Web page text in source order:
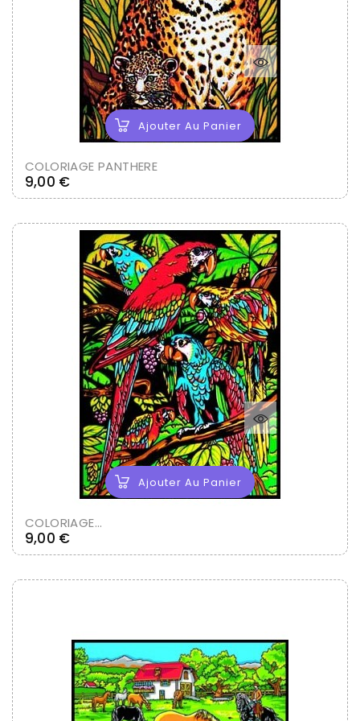
Ajouter Au Panier
COLORIAGE PANTHERE
9,00 €Prix
Ajouter Au Panier
COLORIAGE...
9,00 €Prix